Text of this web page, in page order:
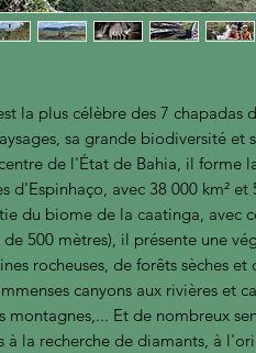
la plus célèbre des 7 chapadas
sa grande biodiversité et
de l'État de Bahia, il forme
d'Espinhaço, avec 38 000 km² et
du biome de la caatinga, avec
500 mètres), il présente une
rocheuses, de forêts sèches
canyons aux rivières et
montagnes,... Et de nombreux
à la recherche de diamants, à